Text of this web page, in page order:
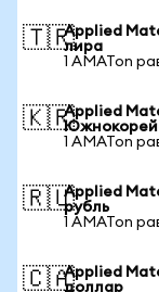
🇹🇷Applied
лира
1 AMATon
🇰🇷Applied
1 AMATon
🇷🇺Applied
рубль
1 AMATon
🇨🇦Applied
доллар